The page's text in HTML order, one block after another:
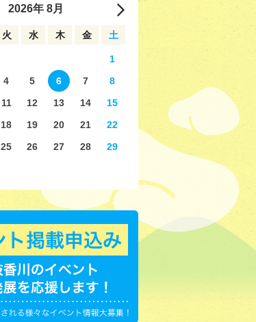
2026年 8月
火 水 木 金 土
1
4 5 6 7
8
11 12 13 14
15
18 19 20 21
22
25 26 27 28
29